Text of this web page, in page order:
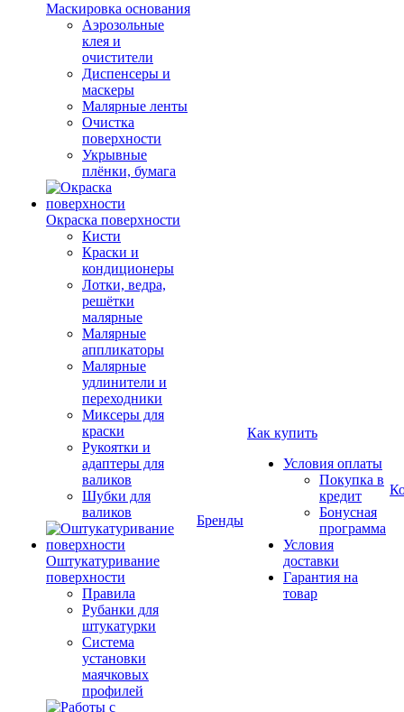
Маскировка основания
Аэрозольные
клея и
очистители
Диспенсеры и
маскеры
Малярные ленты
Очистка
поверхности
Укрывные
плёнки, бумага
Окраска поверхности
Кисти
Краски и
кондиционеры
Лотки, ведра,
решётки
малярные
Малярные
аппликаторы
Малярные
удлинители и
переходники
Миксеры для
краски
Рукоятки и
адаптеры для
валиков
Шубки для
валиков
Оштукатуривание
поверхности
Правила
Рубанки для
штукатурки
Система
установки
маячковых
профилей
Бренды
Как купить
Условия оплаты
Покупка в
кредит
Бонусная
программа
Условия
доставки
Гарантия на
товар